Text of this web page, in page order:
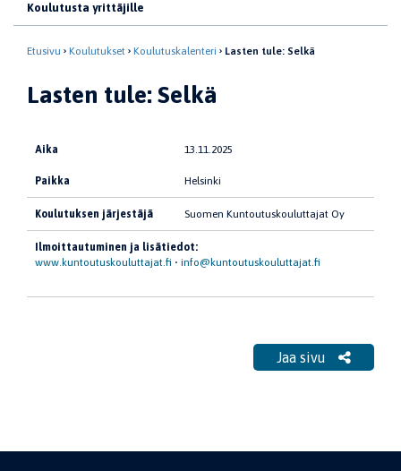
Koulutusta yrittäjille
Etusivu Koulutukset Koulutuskalenteri Lasten tule: Selkä
Lasten tule: Selkä
Aika 13.11.2025
Paikka Helsinki
Koulutuksen järjestäjä Suomen Kuntoutuskouluttajat Oy
Ilmoittautuminen ja lisätiedot:
www.kuntoutuskouluttajat.fi • info@kuntoutuskouluttajat.fi
Jaa sivu